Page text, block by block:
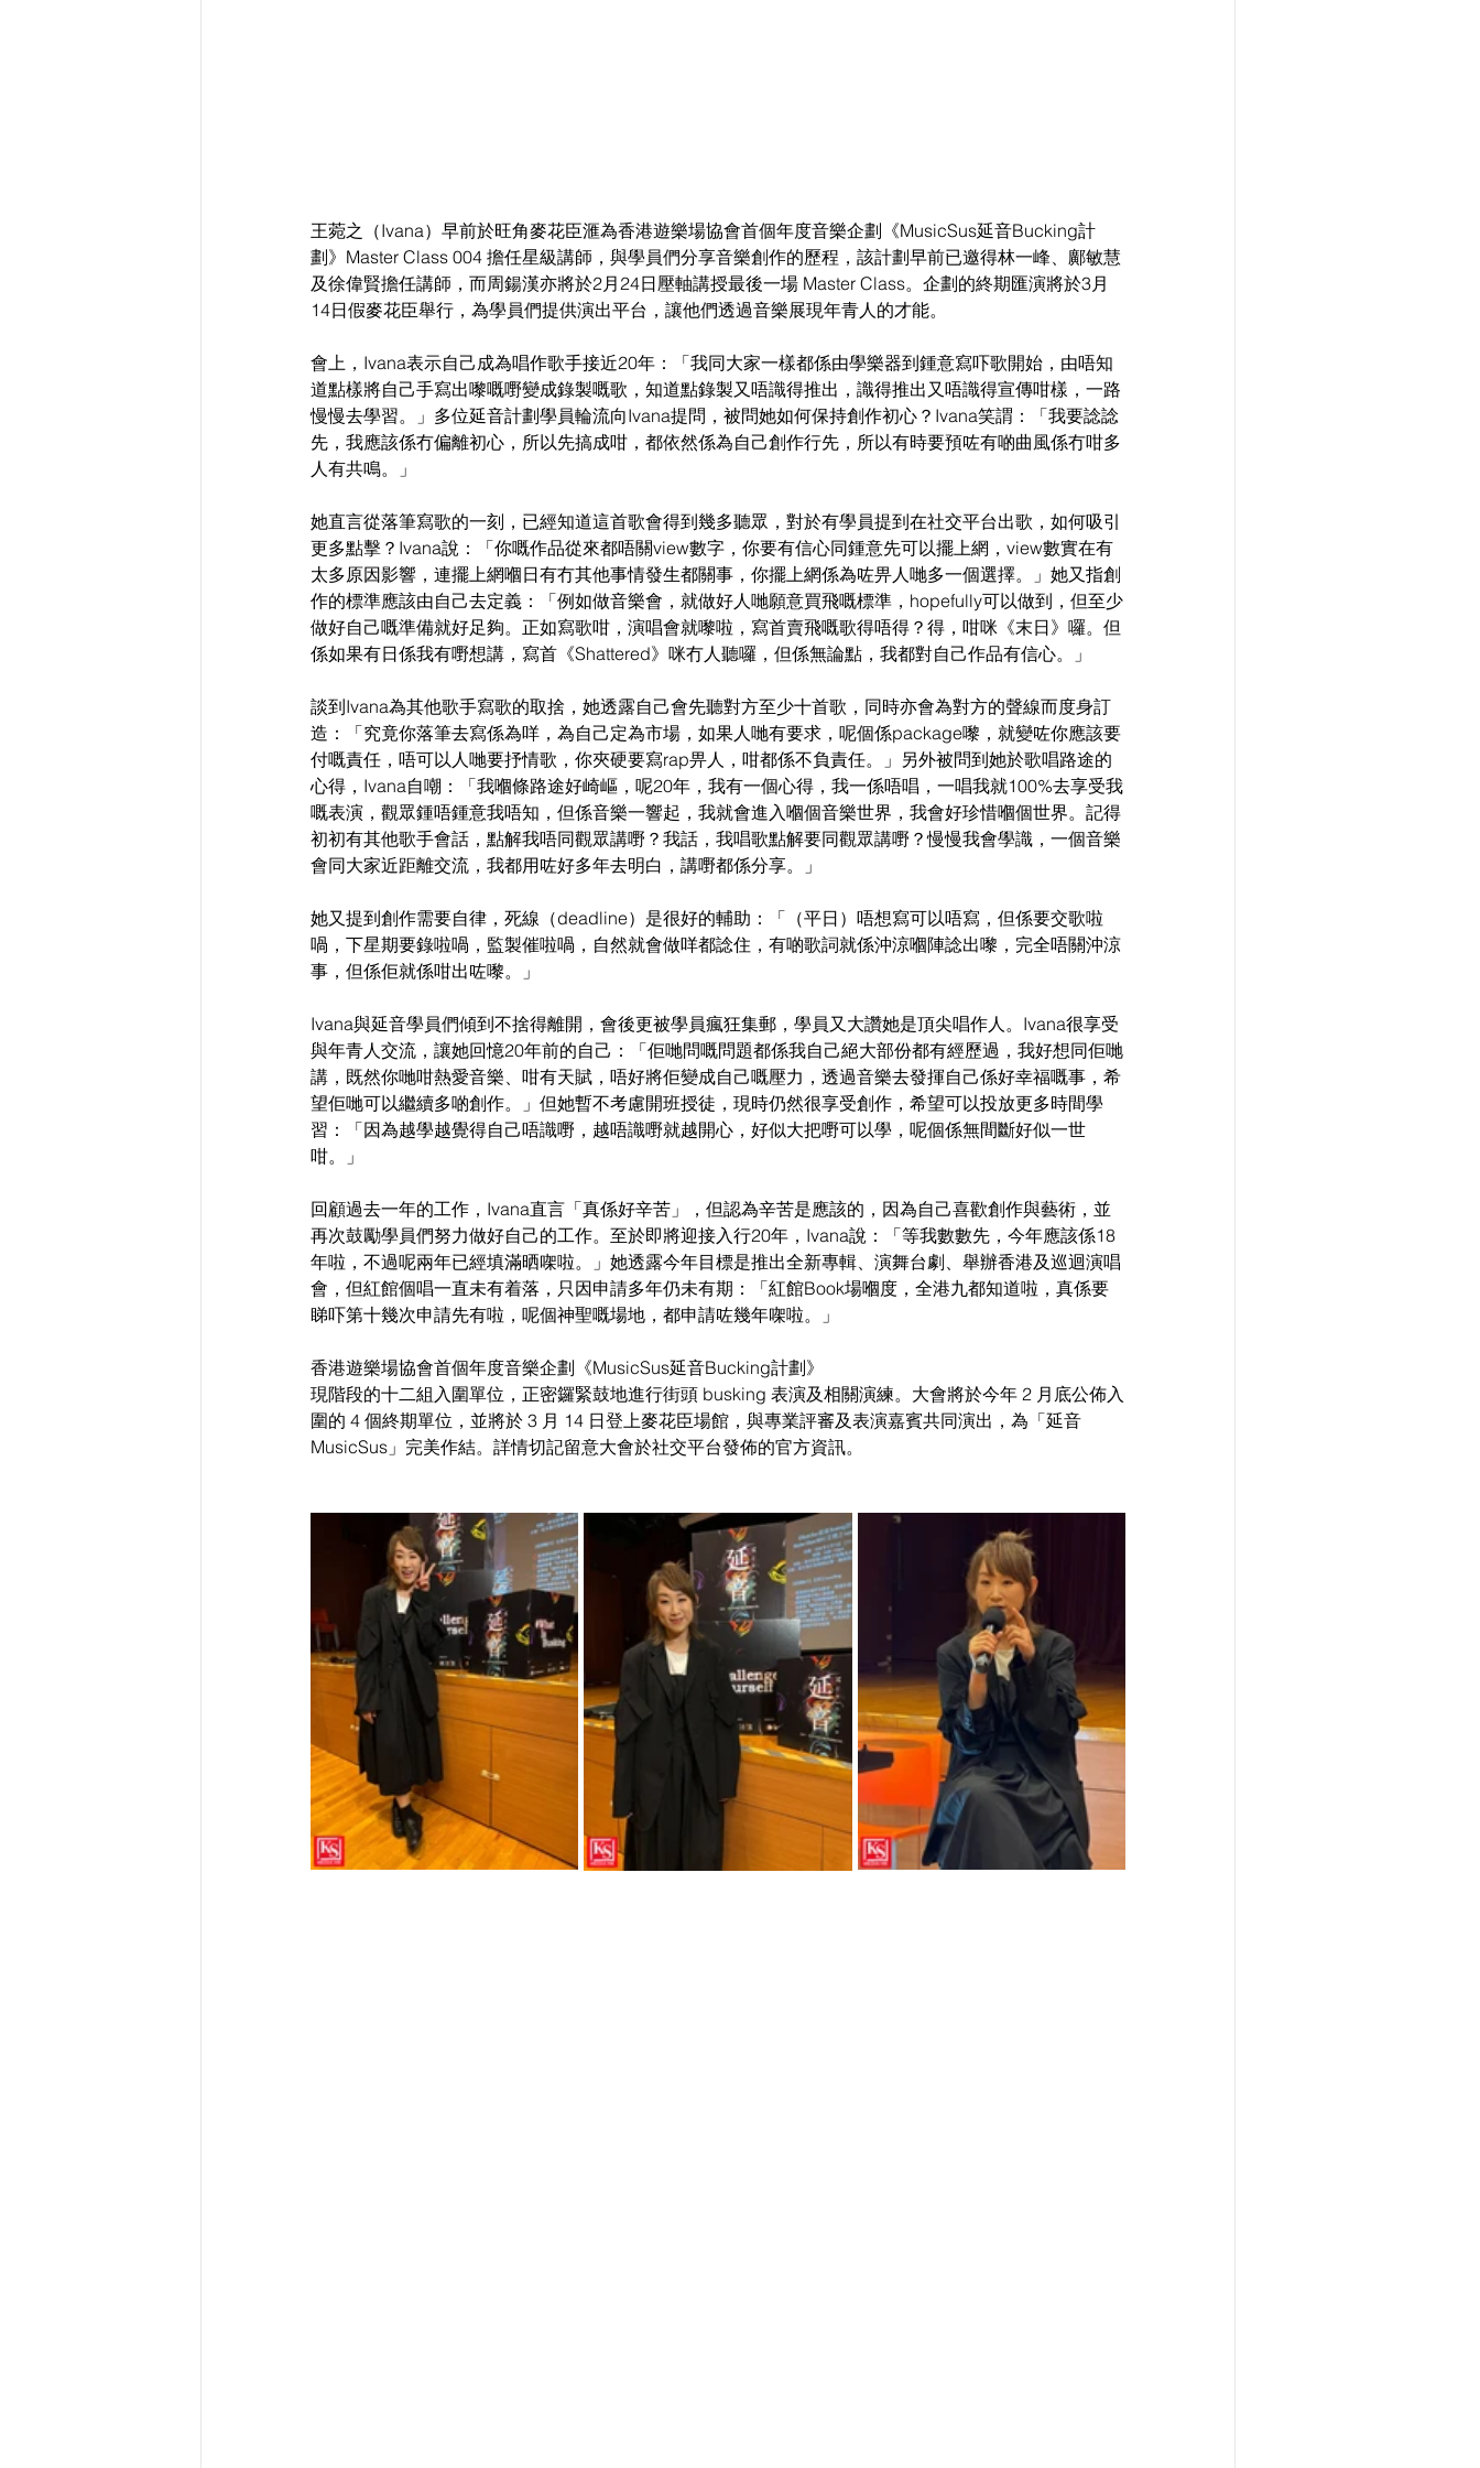
王菀之（Ivana）早前於旺角麥花臣滙為香港遊樂場協會首個年度音樂企劃《MusicSus延音Bucking計
劃》Master Class 004 擔任星級講師，與學員們分享音樂創作的歷程，該計劃早前已邀得林一峰、鄺敏慧
及徐偉賢擔任講師，而周鍚漢亦將於2月24日壓軸講授最後一場 Master Class。企劃的終期匯演將於3月
14日假麥花臣舉行，為學員們提供演出平台，讓他們透過音樂展現年青人的才能。
會上，Ivana表示自己成為唱作歌手接近20年：「我同大家一樣都係由學樂器到鍾意寫吓歌開始，由唔知
道點樣將自己手寫出嚟嘅嘢變成錄製嘅歌，知道點錄製又唔識得推出，識得推出又唔識得宣傳咁樣，一路
慢慢去學習。」多位延音計劃學員輪流向Ivana提問，被問她如何保持創作初心？Ivana笑謂：「我要諗諗
先，我應該係冇偏離初心，所以先搞成咁，都依然係為自己創作行先，所以有時要預咗有啲曲風係冇咁多
人有共鳴。」
她直言從落筆寫歌的一刻，已經知道這首歌會得到幾多聽眾，對於有學員提到在社交平台出歌，如何吸引
更多點擊？Ivana說：「你嘅作品從來都唔關view數字，你要有信心同鍾意先可以擺上網，view數實在有
太多原因影響，連擺上網嗰日有冇其他事情發生都關事，你擺上網係為咗畀人哋多一個選擇。」她又指創
作的標準應該由自己去定義：「例如做音樂會，就做好人哋願意買飛嘅標準，hopefully可以做到，但至少
做好自己嘅準備就好足夠。正如寫歌咁，演唱會就嚟啦，寫首賣飛嘅歌得唔得？得，咁咪《末日》囉。但
係如果有日係我有嘢想講，寫首《Shattered》咪冇人聽囉，但係無論點，我都對自己作品有信心。」
談到Ivana為其他歌手寫歌的取捨，她透露自己會先聽對方至少十首歌，同時亦會為對方的聲線而度身訂
造：「究竟你落筆去寫係為咩，為自己定為市場，如果人哋有要求，呢個係package嚟，就變咗你應該要
付嘅責任，唔可以人哋要抒情歌，你夾硬要寫rap畀人，咁都係不負責任。」另外被問到她於歌唱路途的
心得，Ivana自嘲：「我嗰條路途好崎嶇，呢20年，我有一個心得，我一係唔唱，一唱我就100%去享受我
嘅表演，觀眾鍾唔鍾意我唔知，但係音樂一響起，我就會進入嗰個音樂世界，我會好珍惜嗰個世界。記得
初初有其他歌手會話，點解我唔同觀眾講嘢？我話，我唱歌點解要同觀眾講嘢？慢慢我會學識，一個音樂
會同大家近距離交流，我都用咗好多年去明白，講嘢都係分享。」
她又提到創作需要自律，死線（deadline）是很好的輔助：「（平日）唔想寫可以唔寫，但係要交歌啦
喎，下星期要錄啦喎，監製催啦喎，自然就會做咩都諗住，有啲歌詞就係沖涼嗰陣諗出嚟，完全唔關沖涼
事，但係佢就係咁出咗嚟。」
Ivana與延音學員們傾到不捨得離開，會後更被學員瘋狂集郵，學員又大讚她是頂尖唱作人。Ivana很享受
與年青人交流，讓她回憶20年前的自己：「佢哋問嘅問題都係我自己絕大部份都有經歷過，我好想同佢哋
講，既然你哋咁熱愛音樂、咁有天賦，唔好將佢變成自己嘅壓力，透過音樂去發揮自己係好幸福嘅事，希
望佢哋可以繼續多啲創作。」但她暫不考慮開班授徒，現時仍然很享受創作，希望可以投放更多時間學
習：「因為越學越覺得自己唔識嘢，越唔識嘢就越開心，好似大把嘢可以學，呢個係無間斷好似一世
咁。」
回顧過去一年的工作，Ivana直言「真係好辛苦」，但認為辛苦是應該的，因為自己喜歡創作與藝術，並
再次鼓勵學員們努力做好自己的工作。至於即將迎接入行20年，Ivana說：「等我數數先，今年應該係18
年啦，不過呢兩年已經填滿晒㗎啦。」她透露今年目標是推出全新專輯、演舞台劇、舉辦香港及巡迴演唱
會，但紅館個唱一直未有着落，只因申請多年仍未有期：「紅館Book場嗰度，全港九都知道啦，真係要
睇吓第十幾次申請先有啦，呢個神聖嘅場地，都申請咗幾年㗎啦。」
香港遊樂場協會首個年度音樂企劃《MusicSus延音Bucking計劃》
現階段的十二組入圍單位，正密鑼緊鼓地進行街頭 busking 表演及相關演練。大會將於今年 2 月底公佈入
圍的 4 個終期單位，並將於 3 月 14 日登上麥花臣場館，與專業評審及表演嘉賓共同演出，為「延音
MusicSus」完美作結。詳情切記留意大會於社交平台發佈的官方資訊。